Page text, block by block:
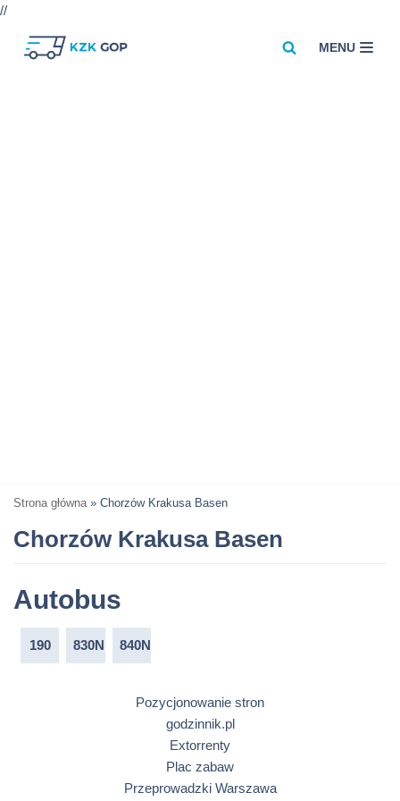
//
MENU
Strona główna » Chorzów Krakusa Basen
Chorzów Krakusa Basen
Autobus
190 830N 840N
Pozycjonowanie stron
godzinnik.pl
Extorrenty
Plac zabaw
Przeprowadzki Warszawa